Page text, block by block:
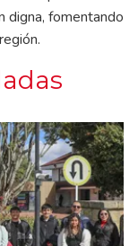
digna, fomentando